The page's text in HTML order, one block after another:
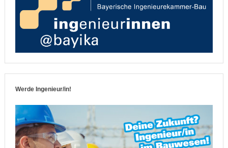
Werde Ingenieur/in!